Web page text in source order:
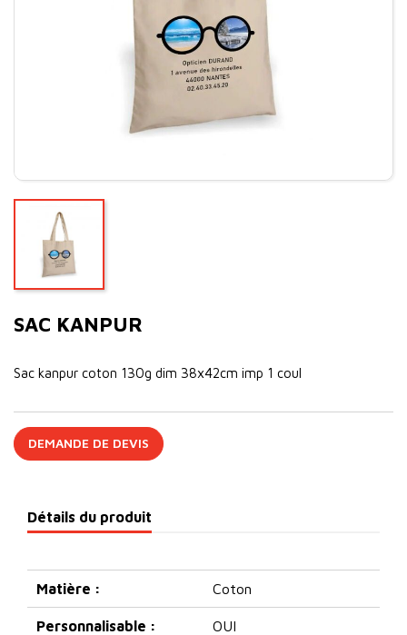
SAC KANPUR
Sac kanpur coton 130g dim 38x42cm imp 1 coul
DEMANDE DE DEVIS
Détails du produit
Matière : Coton
Personnalisable : OUI